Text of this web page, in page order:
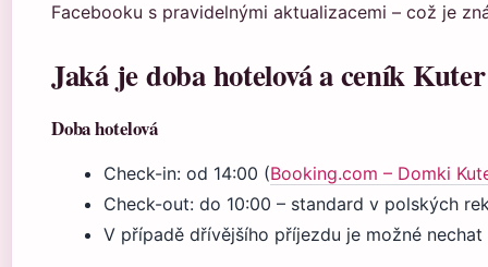
Facebooku s pravidelnými aktualizacemi – což je
Jaká je doba hotelová a ceník
Doba hotelová
Check-in: od 14:00 (Booking.com – Domki
Check-out: do 10:00 – standard v polských
V případě dřívějšího příjezdu je možné